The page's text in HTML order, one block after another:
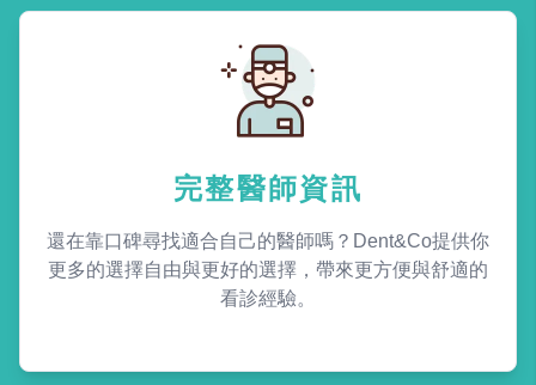
完整醫師資訊
還在靠口碑尋找適合自己的醫師嗎？Dent&Co提供你
更多的選擇自由與更好的選擇，帶來更方便與舒適的
看診經驗。